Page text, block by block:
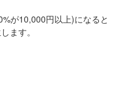
が10,000円以上)になると
ます。